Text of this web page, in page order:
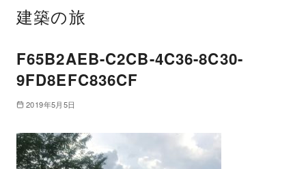
建築の旅
F65B2AEB-C2CB-4C36-8C30-
9FD8EFC836CF
2019年5月5日